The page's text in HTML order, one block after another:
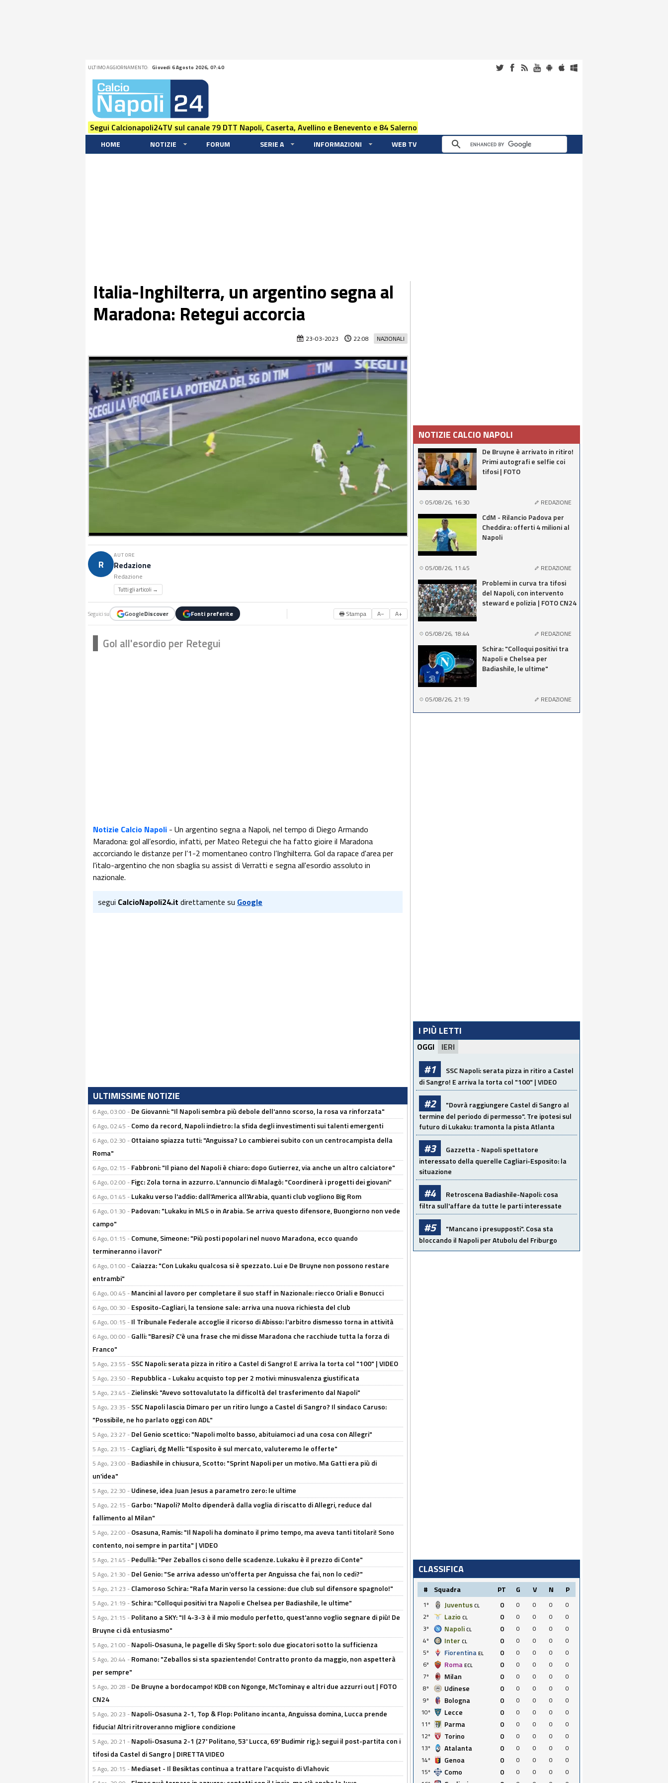
ULTIMO AGGIORNAMENTO: Giovedi 6 Agosto 2026, 07:40
Segui Calcionapoli24TV sul canale 79 DTT Napoli, Caserta, Avellino e Benevento e 84 Salerno
HOME NOTIZIE FORUM SERIE A INFORMAZIONI WEB TV
Italia-Inghilterra, un argentino segna al
Maradona: Retegui accorcia
NAZIONALI
23-03-2023 22:08
R
AUTORE
Redazione
Redazione
Tutti gli articoli →
Seguici su GoogleDiscover Fonti preferite 🖶 Stampa A− A+
Gol all'esordio per Retegui
Notizie Calcio Napoli - Un argentino segna a Napoli, nel tempo di Diego Armando
Maradona: gol all’esordio, infatti, per Mateo Retegui che ha fatto gioire il Maradona
accorciando le distanze per l’1-2 momentaneo contro l’Inghilterra. Gol da rapace d'area per
l'italo-argentino che non sbaglia su assist di Verratti e segna all'esordio assoluto in
nazionale.
segui CalcioNapoli24.it direttamente su Google
ULTIMISSIME NOTIZIE
6 Ago, 03:00 - De Giovanni: "Il Napoli sembra più debole dell'anno scorso, la rosa va rinforzata"
6 Ago, 02:45 - Como da record, Napoli indietro: la sfida degli investimenti sui talenti emergenti
6 Ago, 02:30 - Ottaiano spiazza tutti: "Anguissa? Lo cambierei subito con un centrocampista della
Roma"
6 Ago, 02:15 - Fabbroni: "Il piano del Napoli è chiaro: dopo Gutierrez, via anche un altro calciatore"
6 Ago, 02:00 - Figc: Zola torna in azzurro. L'annuncio di Malagò: "Coordinerà i progetti dei giovani"
6 Ago, 01:45 - Lukaku verso l'addio: dall'America all'Arabia, quanti club vogliono Big Rom
6 Ago, 01:30 - Padovan: "Lukaku in MLS o in Arabia. Se arriva questo difensore, Buongiorno non vede
campo"
6 Ago, 01:15 - Comune, Simeone: "Più posti popolari nel nuovo Maradona, ecco quando
termineranno i lavori"
6 Ago, 01:00 - Caiazza: "Con Lukaku qualcosa si è spezzato. Lui e De Bruyne non possono restare
entrambi"
6 Ago, 00:45 - Mancini al lavoro per completare il suo staff in Nazionale: riecco Oriali e Bonucci
6 Ago, 00:30 - Esposito-Cagliari, la tensione sale: arriva una nuova richiesta del club
6 Ago, 00:15 - Il Tribunale Federale accoglie il ricorso di Abisso: l'arbitro dismesso torna in attività
6 Ago, 00:00 - Galli: "Baresi? C'è una frase che mi disse Maradona che racchiude tutta la forza di
Franco"
5 Ago, 23:55 - SSC Napoli: serata pizza in ritiro a Castel di Sangro! E arriva la torta col "100" | VIDEO
5 Ago, 23:50 - Repubblica - Lukaku acquisto top per 2 motivi: minusvalenza giustificata
5 Ago, 23:45 - Zielinski: "Avevo sottovalutato la difficoltà del trasferimento dal Napoli"
5 Ago, 23:35 - SSC Napoli lascia Dimaro per un ritiro lungo a Castel di Sangro? Il sindaco Caruso:
"Possibile, ne ho parlato oggi con ADL"
5 Ago, 23:27 - Del Genio scettico: "Napoli molto basso, abituiamoci ad una cosa con Allegri"
5 Ago, 23:15 - Cagliari, dg Melli: "Esposito è sul mercato, valuteremo le offerte"
5 Ago, 23:00 - Badiashile in chiusura, Scotto: "Sprint Napoli per un motivo. Ma Gatti era più di
un'idea"
5 Ago, 22:30 - Udinese, idea Juan Jesus a parametro zero: le ultime
5 Ago, 22:15 - Garbo: "Napoli? Molto dipenderà dalla voglia di riscatto di Allegri, reduce dal
fallimento al Milan"
5 Ago, 22:00 - Osasuna, Ramis: "Il Napoli ha dominato il primo tempo, ma aveva tanti titolari! Sono
contento, noi sempre in partita" | VIDEO
5 Ago, 21:45 - Pedullà: "Per Zeballos ci sono delle scadenze. Lukaku è il prezzo di Conte"
5 Ago, 21:30 - Del Genio: "Se arriva adesso un'offerta per Anguissa che fai, non lo cedi?"
5 Ago, 21:23 - Clamoroso Schira: "Rafa Marin verso la cessione: due club sul difensore spagnolo!"
5 Ago, 21:19 - Schira: "Colloqui positivi tra Napoli e Chelsea per Badiashile, le ultime"
5 Ago, 21:15 - Politano a SKY: "Il 4-3-3 è il mio modulo perfetto, quest'anno voglio segnare di più! De
Bruyne ci dà entusiasmo"
5 Ago, 21:00 - Napoli-Osasuna, le pagelle di Sky Sport: solo due giocatori sotto la sufficienza
5 Ago, 20:44 - Romano: "Zeballos si sta spazientendo! Contratto pronto da maggio, non aspetterà
per sempre"
5 Ago, 20:28 - De Bruyne a bordocampo! KDB con Ngonge, McTominay e altri due azzurri out | FOTO
CN24
5 Ago, 20:23 - Napoli-Osasuna 2-1, Top & Flop: Politano incanta, Anguissa domina, Lucca prende
fiducia! Altri ritroveranno migliore condizione
5 Ago, 20:21 - Napoli-Osasuna 2-1 (27' Politano, 53' Lucca, 69' Budimir rig.): segui il post-partita con i
tifosi da Castel di Sangro | DIRETTA VIDEO
5 Ago, 20:15 - Mediaset - Il Besiktas continua a trattare l'acquisto di Vlahovic
NOTIZIE CALCIO NAPOLI
De Bruyne è arrivato in ritiro!
Primi autografi e selfie coi
tifosi | FOTO
05/08/26, 16:30 REDAZIONE
CdM - Rilancio Padova per
Cheddira: offerti 4 milioni al
Napoli
05/08/26, 11:45 REDAZIONE
Problemi in curva tra tifosi
del Napoli, con intervento
steward e polizia | FOTO CN24
05/08/26, 18:44 REDAZIONE
Schira: "Colloqui positivi tra
Napoli e Chelsea per
Badiashile, le ultime"
05/08/26, 21:19 REDAZIONE
I PIÙ LETTI
OGGI IERI
#1
SSC Napoli: serata pizza in ritiro a Castel
di Sangro! E arriva la torta col "100" | VIDEO
#2
"Dovrà raggiungere Castel di Sangro al
termine del periodo di permesso". Tre ipotesi sul
futuro di Lukaku: tramonta la pista Atlanta
#3
Gazzetta - Napoli spettatore
interessato della querelle Cagliari-Esposito: la
situazione
#4
Retroscena Badiashile-Napoli: cosa
filtra sull'affare da tutte le parti interessate
#5
"Mancano i presupposti". Cosa sta
bloccando il Napoli per Atubolu del Friburgo
CLASSIFICA
# Squadra PT G V N P
1º Juventus CL 0 0 0 0
0
2º
Lazio CL 0 0 0 0
0
3º
Napoli CL 0 0 0 0
0
4º
Inter CL 0 0 0 0
0
5º
Fiorentina EL 0 0 0 0
0
6º
Roma ECL 0 0 0 0
0
7º
Milan 0 0 0 0
0
8º
Udinese 0 0 0 0
0
9º
Bologna 0 0 0 0
0
10º
Lecce 0 0 0 0
0
11º
Parma 0 0 0 0
0
12º
Torino 0 0 0 0
0
13º
Atalanta 0 0 0 0
0
14º
Genoa 0 0 0 0
0
15º
Como 0 0 0 0
0